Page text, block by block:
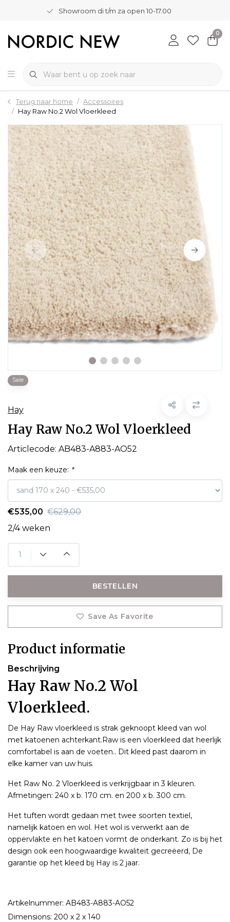
Showroom di t/m za open 10-17.00
0
Terug naar home
Accessoires
Hay Raw No.2 Wol Vloerkleed
Sale
Hay
Hay Raw No.2 Wol Vloerkleed
Articlecode: AB483-A883-AO52
Maak een keuze: *
€535,00 €629,00
2/4 weken
BESTELLEN
Save As Favorite
Product informatie
Beschrijving
Hay Raw No.2 Wol
Vloerkleed.
De Hay Raw vloerkleed is strak geknoopt kleed van wol
met katoenen achterkant.Raw is een vloerkleed dat heerlijk
comfortabel is aan de voeten.. Dit kleed past daarom in
elke kamer van uw huis.
Het Raw No. 2 Vloerkleed is verkrijgbaar in 3 kleuren.
Afmetingen: 240 x b. 170 cm. en 200 x b. 300 cm.
Het tuften wordt gedaan met twee soorten textiel,
namelijk katoen en wol. Het wol is verwerkt aan de
oppervlakte en het katoen vormt de onderkant. Zo is bij het
design ook een hoogwaardige kwaliteit gecreëerd, De
garantie op het kleed bij Hay is 2 jaar.
Artikelnummer: AB483-A883-AO52
Dimensions: 200 x 2 x 140